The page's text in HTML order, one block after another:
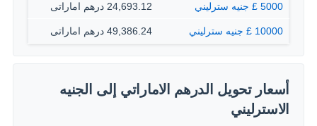
5000 £ جنيه سترليني 24,693.12 درهم اماراتى
10000 £ جنيه سترليني 49,386.24 درهم اماراتى
أسعار تحويل الدرهم الاماراتي إلى الجنيه
الاسترليني